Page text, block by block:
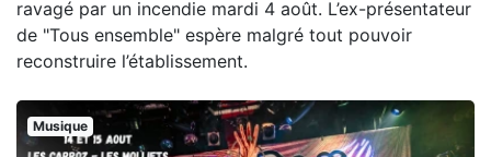
ravagé par un incendie mardi 4 août. L’ex-présentateur
de "Tous ensemble" espère malgré tout pouvoir
reconstruire l’établissement.
Musique